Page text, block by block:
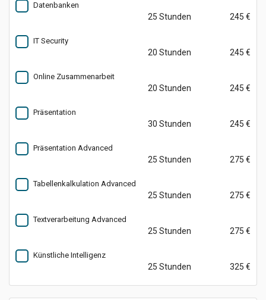
Datenbanken
25 Stunden 245 €
IT Security
20 Stunden 245 €
Online Zusammenarbeit
20 Stunden 245 €
Präsentation
30 Stunden 245 €
Präsentation Advanced
25 Stunden 275 €
Tabellenkalkulation Advanced
25 Stunden 275 €
Textverarbeitung Advanced
25 Stunden 275 €
Künstliche Intelligenz
25 Stunden 325 €